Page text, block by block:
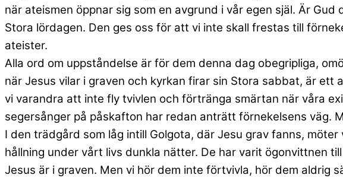
när ateismen öppnar sig som en avgrund i vår egen själ. Är
Stora lördagen. Den ges oss för att vi inte skall frestas till
ateister.
Alla ord om uppståndelse är för dem denna dag obegripliga,
när Jesus vilar i graven och kyrkan firar sin Stora sabbat, är
vi varandra att inte fly tvivlen och förtränga smärtan när våra
segersånger på påskafton har redan anträtt förnekelsens väg.
I den trädgård som låg intill Golgota, där Jesu grav fanns,
hållning under vårt livs dunkla nätter. De har varit ögonvittnen
Jesus är i graven. Men vi hör dem inte förtvivla, hör dem aldrig